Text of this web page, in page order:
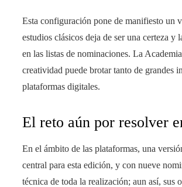
Esta configuración pone de manifiesto un
estudios clásicos deja de ser una certeza
en las listas de nominaciones. La
creatividad puede brotar tanto de grandes
plataformas digitales.
El reto aún por resolver
En el ámbito de las plataformas, una
central para esta edición, y con nueve
técnica de toda la realización; aun así, sus